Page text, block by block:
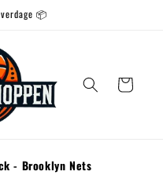
📦
Indkøbskurv
- Brooklyn Nets